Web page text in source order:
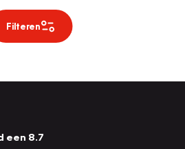
Filteren
een 8.7